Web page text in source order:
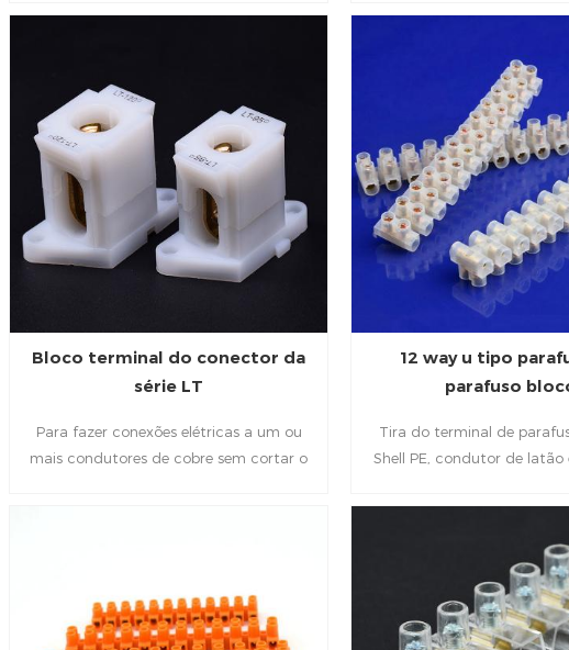
luminárias. o invólucro é isolado por
pode ser usado por um longo tempo.
Invólucro retardador de chama de alta
qualidade, longa vida útil, resistência a
altas temperaturas, resistência ao
envelhecimento, resistência à corrosão.
Fácil de conectar e
Bloco terminal do conector da
série LT
Para fazer conexões elétricas a um ou
mais condutores de cobre sem cortar o
12 way u tipo
parafuso
Tira do terminal de
Shell PE, condutor de latão
terminais é isolado a partir
evitando circuitos de
parafusos seguros
ajudar a evitar o contato
os terminais